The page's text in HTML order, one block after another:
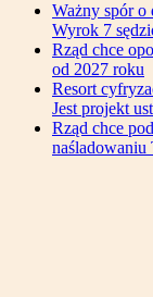
Ważny spór o
Wyrok 7
Rząd chce
od 2027 roku
Resort
Jest projekt
Rząd chce
naśladowaniu